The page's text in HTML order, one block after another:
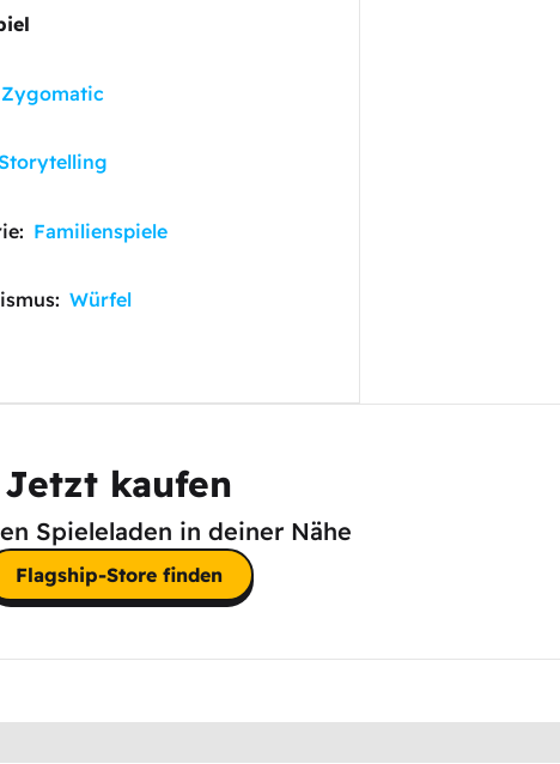
Zygomatic
Storytelling
Familienspiele
Würfel
Jetzt kaufen
Spieleladen in deiner Nähe
Flagship-Store finden